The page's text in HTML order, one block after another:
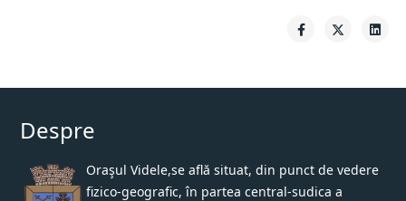
Despre
Oraşul Videle,se află situat, din punct de vedere
fizico-geografic, în partea central-sudica a